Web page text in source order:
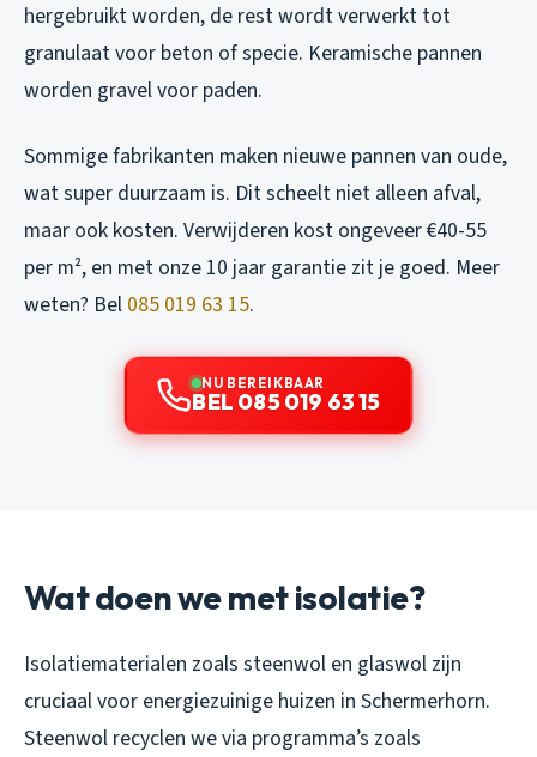
hergebruikt worden, de rest wordt verwerkt tot
granulaat voor beton of specie. Keramische pannen
worden gravel voor paden.
Sommige fabrikanten maken nieuwe pannen van oude,
wat super duurzaam is. Dit scheelt niet alleen afval,
maar ook kosten. Verwijderen kost ongeveer €40-55
per m², en met onze 10 jaar garantie zit je goed. Meer
weten? Bel 085 019 63 15.
NU BEREIKBAAR
BEL 085 019 63 15
Wat doen we met isolatie?
Isolatiematerialen zoals steenwol en glaswol zijn
cruciaal voor energiezuinige huizen in Schermerhorn.
Steenwol recyclen we via programma’s zoals